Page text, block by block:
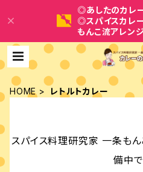
◎あしたのカレ
◎スパイスカレ
もんこ流アレン
HOME レトルトカレー
スパイス料理研究家 一条も
備中で